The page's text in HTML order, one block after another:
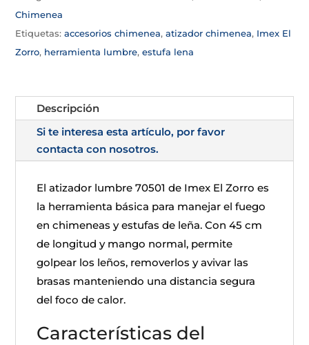
Chimenea
Etiquetas:accesorios chimenea,atizador chimenea, Imex El
Zorro, herramienta lumbre,estufa lena
Descripción
Si te interesa esta artículo, por favor
contacta con nosotros.
El atizador lumbre 70501 de Imex El Zorro es
la herramienta básica para manejar el fuego
en chimeneas y estufas de leña. Con 45 cm
de longitud y mango normal, permite
golpear los leños, removerlos y avivar las
brasas manteniendo una distancia segura
del foco de calor.
Características del